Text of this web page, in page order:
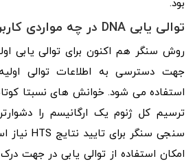
بود.
توالی یابی DNA در چه مواردی
جهت دسترسی به اطلاعات توالی
ترسیم کل ژنوم یک ارگانیسم را
امکان استفاده از توالی یابی در جهت